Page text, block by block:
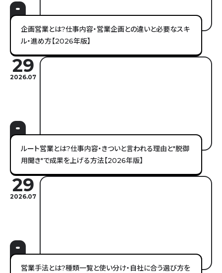
企画営業とは?仕事内容・営業企画との違いと必要なスキ
ル・進め方【2026年版】
29
2026.07
ルート営業とは?仕事内容・きついと言われる理由と"脱御
用聞き"で成果を上げる方法【2026年版】
29
2026.07
営業手法とは?種類一覧と使い分け・自社に合う選び方を